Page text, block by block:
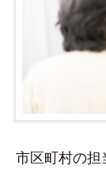
市区町村の担